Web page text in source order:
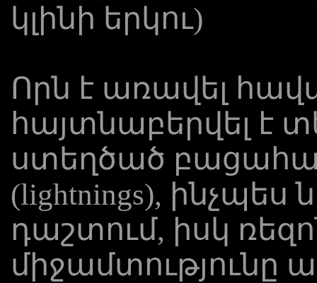
կլինի երկու)
Որն է առավել
հայտնաբերվել է
ստեղծած
(lightnings), ինչպես
դաշտում, իսկ
միջամտությունը